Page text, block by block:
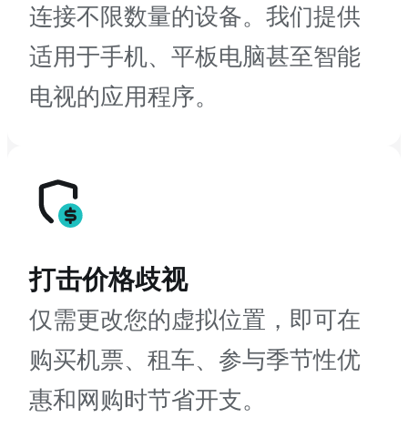
连接不限数量的设备。我们提供
适用于手机、平板电脑甚至智能
电视的应用程序。
打击价格歧视
仅需更改您的虚拟位置，即可在
购买机票、租车、参与季节性优
惠和网购时节省开支。